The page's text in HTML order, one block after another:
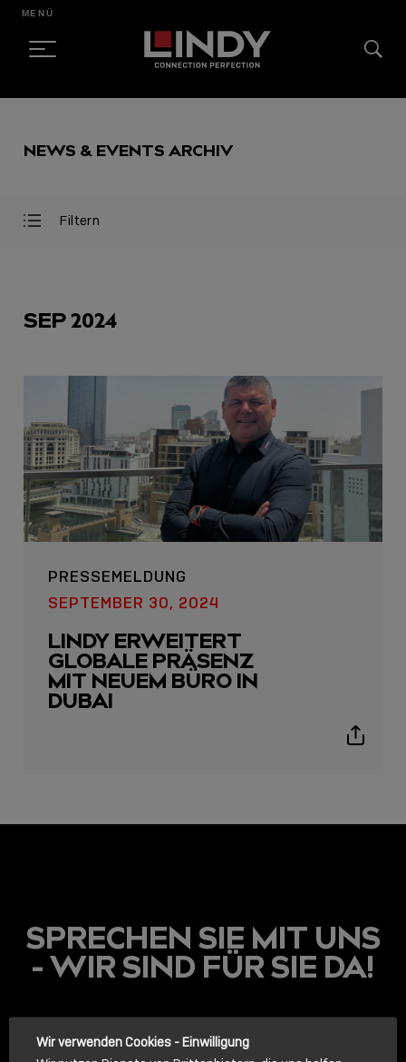
CONTENT
MENÜ
NEWS & EVENTS ARCHIV
Filter
Filter
Filtern
AUSGEWÄHLT
USB C
USB-C ÜBER LANGE
DISTANZEN: AKTIVE
USB-C-KABEL FÜR
STABILE 10 GBIT/S BIS
LINDY ACADEMY
SEP 2024
PRESSEMELDUNG
SEPTEMBER 30, 2024
LINDY ERWEITERT
GLOBALE PRÄSENZ
MIT NEUEM BÜRO IN
DUBAI
Show
SPRECHEN SIE MIT UNS
- WIR SIND FÜR SIE DA!
Wir verwenden Cookies - Einwilligung